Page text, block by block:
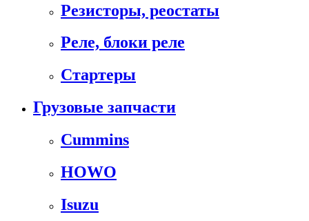
Резисторы, реостаты
Реле, блоки реле
Стартеры
Грузовые запчасти
Cummins
HOWO
Isuzu